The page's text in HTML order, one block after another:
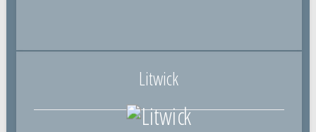
Litwick